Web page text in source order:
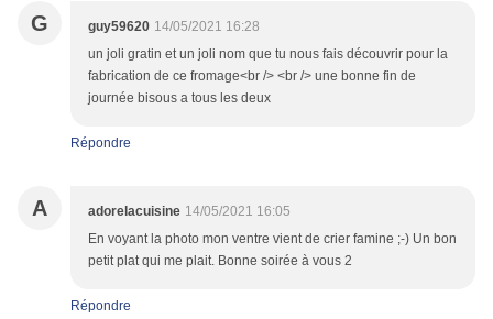
G guy59620 14/05/2021 16:28
un joli gratin et un joli nom que tu nous fais découvrir pour la
fabrication de ce fromage<br /> <br /> une bonne fin de
journée bisous a tous les deux
Répondre
A adorelacuisine 14/05/2021 16:05
En voyant la photo mon ventre vient de crier famine ;-) Un bon
petit plat qui me plait. Bonne soirée à vous 2
Répondre